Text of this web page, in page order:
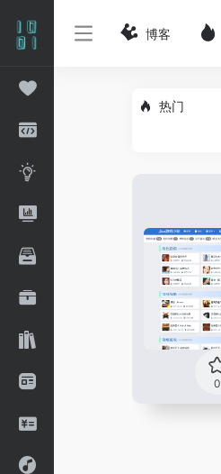
博客
热门
0